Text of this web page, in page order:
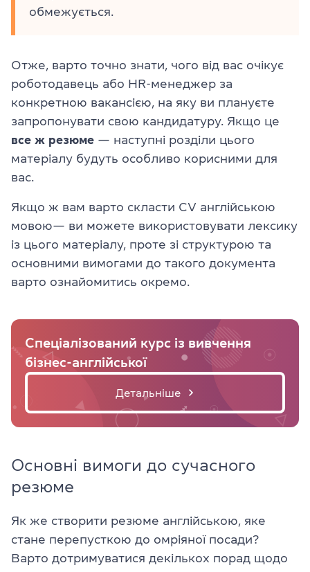
обмежується.
Отже, варто точно знати, чого від вас очікує
роботодавець або HR-менеджер за
конкретною вакансією, на яку ви плануєте
запропонувати свою кандидатуру. Якщо це
все ж резюме — наступні розділи цього
матеріалу будуть особливо корисними для
вас.
Якщо ж вам варто скласти CV англійською
мовою— ви можете використовувати лексику
із цього матеріалу, проте зі структурою та
основними вимогами до такого документа
варто ознайомитись окремо.
Спеціалізований курс із вивчення
бізнес-англійської
Детальніше
Основні вимоги до сучасного
резюме
Як же створити резюме англійською, яке
стане перепусткою до омріяної посади?
Варто дотримуватися декількох порад щодо